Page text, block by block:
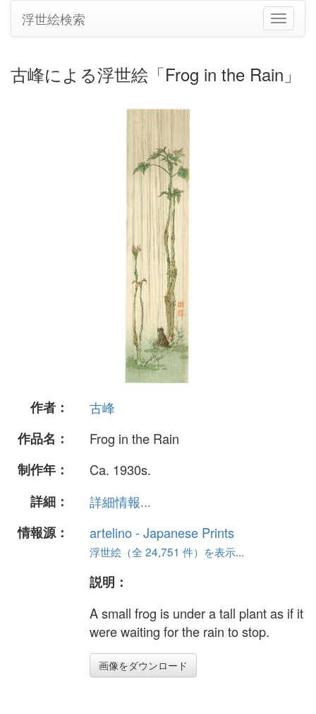
ナ
ビ
シ
浮世絵検索
古峰による浮世絵「Frog in the Rain」
作者：
古峰
作品名：
Frog in the Rain
制作年：
Ca. 1930s.
詳細：
詳細情報...
情報源：
artelino - Japanese Prints
浮世絵（全 24,751 件）を表示...
説明：
A small frog is under a tall plant as if it
were waiting for the rain to stop.
画像をダウンロード